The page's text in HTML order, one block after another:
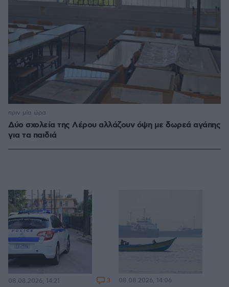
Δύο σχολεία της Λέρου αλλάζουν όψη με δωρεά αγάπης
για τα παιδιά
πριν μία ώρα
08.08.2026, 14:21 3 08.08.2026, 14:06